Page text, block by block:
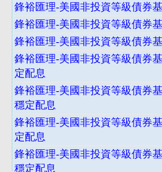
鋒裕匯理-美國非投資等級債券
鋒裕匯理-美國非投資等級債券
鋒裕匯理-美國非投資等級債券
鋒裕匯理-美國非投資等級債券
定配息
鋒裕匯理-美國非投資等級債券
穩定配息
鋒裕匯理-美國非投資等級債券
定配息
鋒裕匯理-美國非投資等級債券
穩定配息